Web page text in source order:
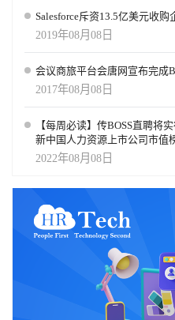
Salesforce斥资13.5亿美元收
2019年08月08日
会议商旅平台会唐网宣布完成
2017年08月08日
【每周必读】传BOSS直聘将
新中国人力资源上市公司市值
2022年08月08日